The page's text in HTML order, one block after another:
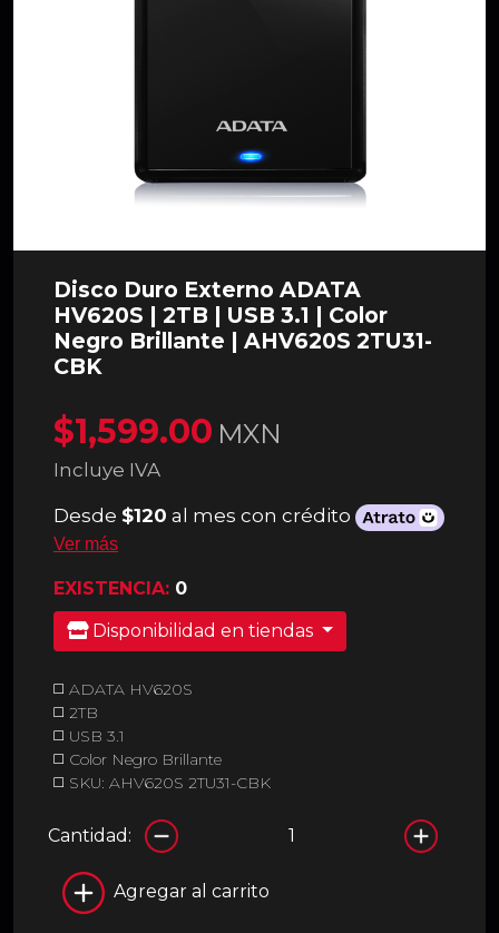
Disco Duro Externo ADATA
HV620S | 2TB | USB 3.1 | Color
Negro Brillante | AHV620S 2TU31-
CBK
$1,599.00 MXN
Incluye IVA
Desde $120 al mes con crédito
Ver más
EXISTENCIA: 0
Disponibilidad en tiendas
◻️ ADATA HV620S
◻️ 2TB
◻️ USB 3.1
◻️ Color Negro Brillante
◻️ SKU: AHV620S 2TU31-CBK
Cantidad:
Agregar al carrito